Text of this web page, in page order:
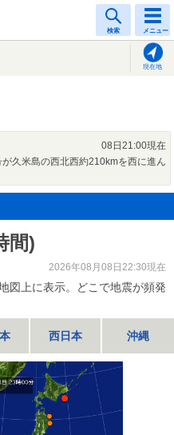
検索 メニュー
現在地
08日21:00現在
久米島の西北西約210kmを西に進ん
間)
2026年08月08日22:30現在
図上に表示。どこで地震が頻発
西日本 沖縄